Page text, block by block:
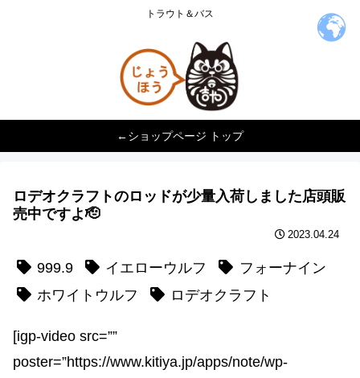
トラウト＆バス
←ショップページ トップ
ロデオクラフトのロッドが少量入荷しました️店頭販
売中ですよ🫡
2023.04.24
999.9 イエローウルフ
フォーナイン
ホワイトウルフ
ロデオクラフト
[igp-video src=””
poster=”https://www.kitiya.jp/apps/note/wp-